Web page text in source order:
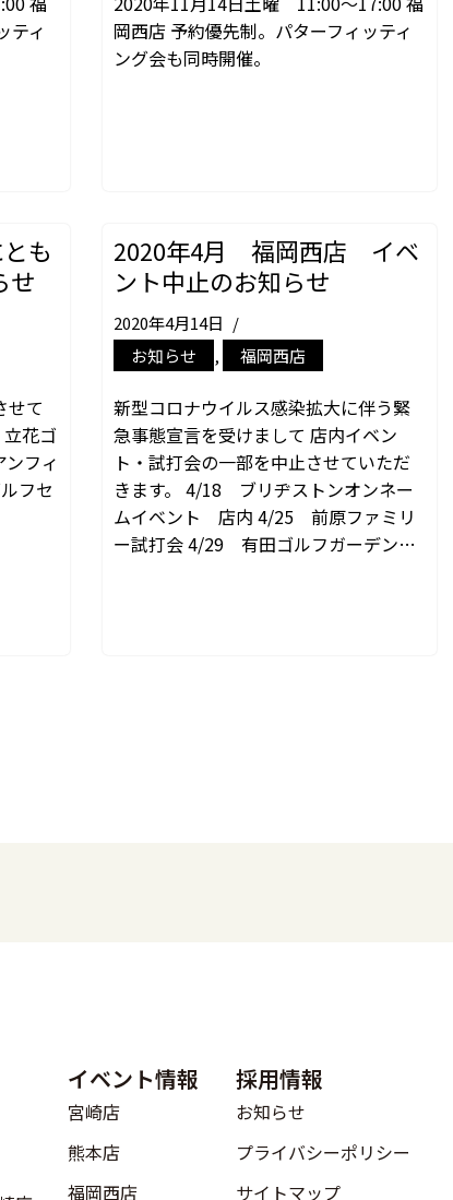
ティ
岡西店 予約優先制。パターフィッティ
ング会も同時開催。
も
せ
せて
花ゴ
フィ
フセ
2020年4月 福岡西店 イベ
ント中止のお知らせ
2020年4月14日
お知らせ
, 福岡西店
新型コロナウイルス感染拡大に伴う緊
急事態宣言を受けまして 店内イベン
ト・試打会の一部を中止させていただ
きます。 4/18 ブリヂストンオンネー
ムイベント 店内 4/25 前原ファミリ
ー試打会 4/29 有田ゴルフガーデン…
イベント情報
宮崎店
熊本店
福岡西店
採用情報
お知らせ
プライバシーポリシー
サイトマップ